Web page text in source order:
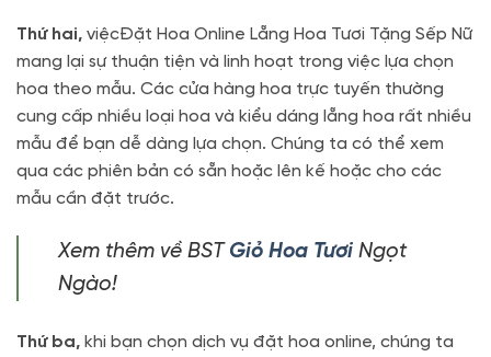
Thứ hai, việcĐặt Hoa Online Lẵng Hoa Tươi Tặng Sếp Nữ
mang lại sự thuận tiện và linh hoạt trong việc lựa chọn
hoa theo mẫu. Các cửa hàng hoa trực tuyến thường
cung cấp nhiều loại hoa và kiểu dáng lẵng hoa rất nhiều
mẫu để bạn dễ dàng lựa chọn. Chúng ta có thể xem
qua các phiên bản có sẵn hoặc lên kế hoặc cho các
mẫu cần đặt trước.
Xem thêm về BST Giỏ Hoa Tươi Ngọt
Ngào!
Thứ ba, khi bạn chọn dịch vụ đặt hoa online, chúng ta